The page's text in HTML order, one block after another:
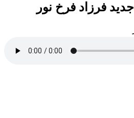
جدید فرزاد فرخ نور